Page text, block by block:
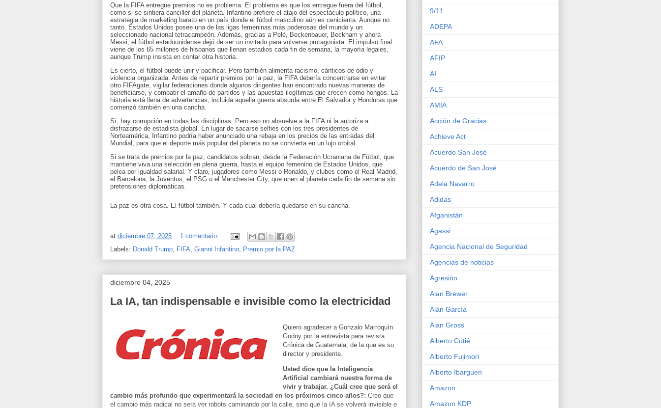
Que la FIFA entregue premios no es problema. El problema es que los entregue fuera del fútbol,
como si se sintiera canciller del planeta. Infantino prefiere el atajo del espectáculo político, una
estrategia de marketing barato en un país donde el fútbol masculino aún es cenicienta. Aunque no
tanto. Estados Unidos posee una de las ligas femeninas más poderosas del mundo y un
seleccionado nacional tetracampeón. Además, gracias a Pelé, Beckenbauer, Beckham y ahora
Messi, el fútbol estadounidense dejó de ser un invitado para volverse protagonista. El impulso final
viene de los 65 millones de hispanos que llenan estadios cada fin de semana, la mayoría legales,
aunque Trump insista en contar otra historia.
Es cierto, el fútbol puede unir y pacificar. Pero también alimenta racismo, cánticos de odio y
violencia organizada. Antes de repartir premios por la paz, la FIFA debería concentrarse en evitar
otro FIFAgate, vigilar federaciones donde algunos dirigentes han encontrado nuevas maneras de
beneficiarse, y combatir el amaño de partidos y las apuestas ilegítimas que crecen como hongos. La
historia está llena de advertencias, incluida aquella guerra absurda entre El Salvador y Honduras que
comenzó también en una cancha.
Sí, hay corrupción en todas las disciplinas. Pero eso no absuelve a la FIFA ni la autoriza a
disfrazarse de estadista global. En lugar de sacarse selfies con los tres presidentes de
Norteamérica, Infantino podría haber anunciado una rebaja en los precios de las entradas del
Mundial, para que el deporte más popular del planeta no se convierta en un lujo orbital.
Si se trata de premios por la paz, candidatos sobran, desde la Federación Ucraniana de Fútbol, que
mantiene viva una selección en plena guerra, hasta el equipo femenino de Estados Unidos, que
pelea por igualdad salarial. Y claro, jugadores como Messi o Ronaldo, y clubes como el Real Madrid,
el Barcelona, la Juventus, el PSG o el Manchester City, que unen al planeta cada fin de semana sin
pretensiones diplomáticas.
La paz es otra cosa. El fútbol también. Y cada cual debería quedarse en su cancha.
at diciembre 07, 2025
1 comentario:
Labels: Donald Trump, FIFA, Gianni Infantino, Premio por la PAZ
diciembre 04, 2025
La IA, tan indispensable e invisible como la electricidad
Quiero agradecer a Gonzalo Marroquín
Godoy por la entrevista para revista
Crónica de Guatemala, de la que es su
director y presidente.
Usted dice que la Inteligencia
Artificial cambiará nuestra forma de
vivir y trabajar. ¿Cuál cree que será el
cambio más profundo que experimentará la sociedad en los próximos cinco años?: Creo que
el cambio más radical no será ver robots caminando por la calle, sino que la IA se volverá invisible e
9/11
ADEPA
AFA
AFIP
AI
ALS
AMIA
Acción de Gracias
Achieve Act
Acuerdo San José
Acuerdo de San José
Adela Navarro
Adidas
Afganistán
Agassi
Agencia Nacional de Seguridad
Agencias de noticias
Agresión
Alan Brewer
Alan García
Alan Gross
Alberto Cutié
Alberto Fujimori
Alberto Ibarguen
Amazon
Amazon KDP